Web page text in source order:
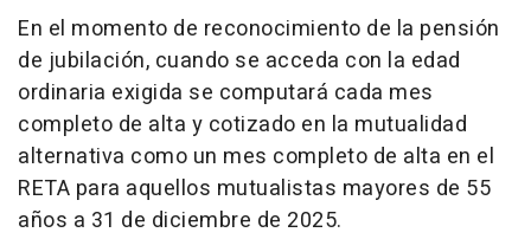
En el momento de reconocimiento de la pensión
de jubilación, cuando se acceda con la edad
ordinaria exigida se computará cada mes
completo de alta y cotizado en la mutualidad
alternativa como un mes completo de alta en el
RETA para aquellos mutualistas mayores de 55
años a 31 de diciembre de 2025.